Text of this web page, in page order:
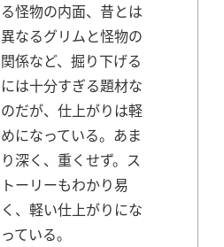
る怪物の内面、昔とは
異なるグリムと怪物の
関係など、掘り下げる
には十分すぎる題材な
のだが、仕上がりは軽
めになっている。 あま
り深く、重くせず。ス
トーリーもわかり易
く、軽い仕上がりにな
っている。